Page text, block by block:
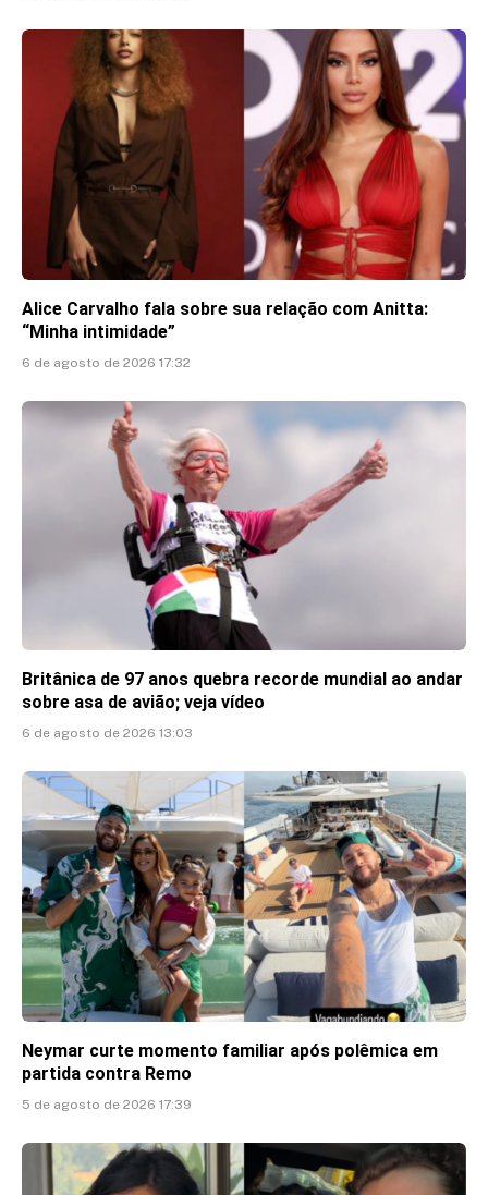
Alice Carvalho fala sobre sua relação com Anitta:
“Minha intimidade”
6 de agosto de 2026 17:32
Britânica de 97 anos quebra recorde mundial ao andar
sobre asa de avião; veja vídeo
6 de agosto de 2026 13:03
Neymar curte momento familiar após polêmica em
partida contra Remo
5 de agosto de 2026 17:39